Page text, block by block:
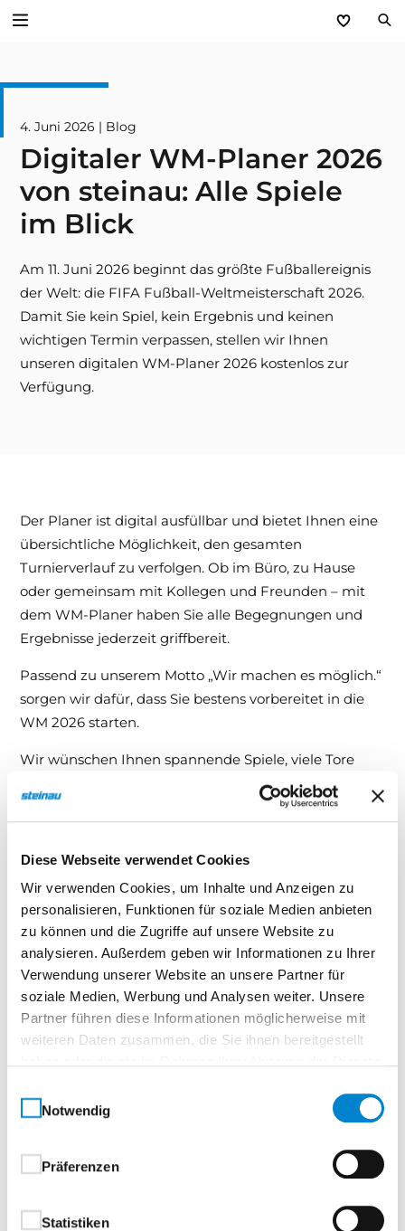
Diese Webseite verwendet Cookies
Wir verwenden Cookies, um Inhalte und Anzeigen zu
personalisieren, Funktionen für soziale Medien anbieten
zu können und die Zugriffe auf unsere Website zu
analysieren. Außerdem geben wir Informationen zu Ihrer
Verwendung unserer Website an unsere Partner für
soziale Medien, Werbung und Analysen weiter. Unsere
Partner führen diese Informationen möglicherweise mit
weiteren Daten zusammen, die Sie ihnen bereitgestellt
Notwendig
Präferenzen
Statistiken
Service
Aktuelles
Händlerforum
Programme
Prospektanforderung
steinau Akademie
4. Juni 2026 | Blog
Digitaler WM-Planer 2026
von steinau: Alle Spiele
im Blick
Am 11. Juni 2026 beginnt das größte Fußballereignis
der Welt: die FIFA Fußball-Weltmeisterschaft 2026.
Damit Sie kein Spiel, kein Ergebnis und keinen
wichtigen Termin verpassen, stellen wir Ihnen
unseren digitalen WM-Planer 2026 kostenlos zur
Verfügung.
Der Planer ist digital ausfüllbar und bietet Ihnen eine
übersichtliche Möglichkeit, den gesamten
Turnierverlauf zu verfolgen. Ob im Büro, zu Hause
oder gemeinsam mit Kollegen und Freunden – mit
dem WM-Planer haben Sie alle Begegnungen und
Ergebnisse jederzeit griffbereit.
Passend zu unserem Motto „Wir machen es möglich.“
sorgen wir dafür, dass Sie bestens vorbereitet in die
WM 2026 starten.
Wir wünschen Ihnen spannende Spiele, viele Tore
und eine unvergessliche Fußball-Weltmeisterschaft
Jetzt kostenlos
herunterladen
Ihr digitaler Begleiter für die Fußball-
Weltmeisterschaft 2026.